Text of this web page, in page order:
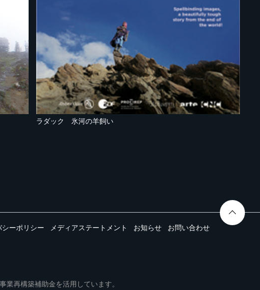
ラダック 氷河の羊飼い
シーポリシー メディアステートメント お知らせ お問い合わせ
再構築補助金を活用しています。